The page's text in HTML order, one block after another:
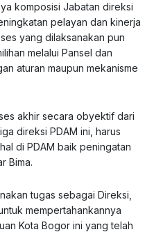
komposisi Jabatan direksi
pelayan dan kinerja
yang dilaksanakan pun
melalui Pansel dan
aturan maupun mekanisme
akhir secara obyektif dari
direksi PDAM ini, harus
di PDAM baik peningatan
Bima.
tugas sebagai Direksi,
mempertahankannya
Kota Bogor ini yang telah